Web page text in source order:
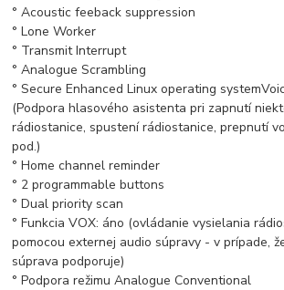
° Acoustic feeback suppression
° Lone Worker
° Transmit Interrupt
° Analogue Scrambling
° Secure Enhanced Linux operating system
(Podpora hlasového asistenta pri zapnutí
rádiostanice, spustení rádiostanice, prepnutí
pod.)
° Home channel reminder
° 2 programmable buttons
° Dual priority scan
° Funkcia VOX: áno (ovládanie vysielania
pomocou externej audio súpravy - v prípade,
súprava podporuje)
° Podpora režimu Analogue Conventional